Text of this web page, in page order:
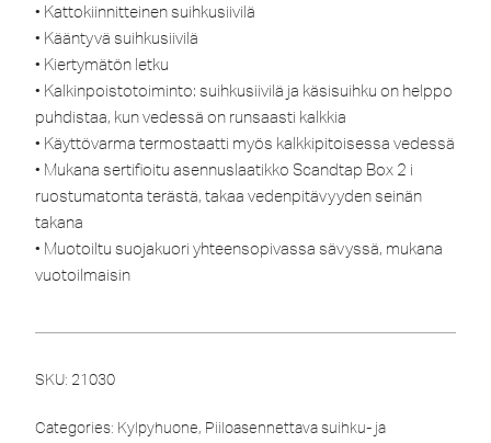
• Kattokiinnitteinen suihkusiivilä
• Kääntyvä suihkusiivilä
• Kiertymätön letku
• Kalkinpoistotoiminto: suihkusiivilä ja käsisuihku on helppo
puhdistaa, kun vedessä on runsaasti kalkkia
• Käyttövarma termostaatti myös kalkkipitoisessa vedessä
• Mukana sertifioitu asennuslaatikko Scandtap Box 2 i
ruostumatonta terästä, takaa vedenpitävyyden seinän
takana
• Muotoiltu suojakuori yhteensopivassa sävyssä, mukana
vuotoilmaisin
SKU: 21030
Categories: Kylpyhuone, Piiloasennettava suihku- ja